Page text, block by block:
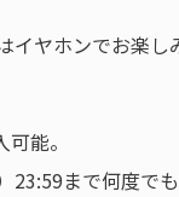
ヤホンでお楽し
能。
まで何度でも